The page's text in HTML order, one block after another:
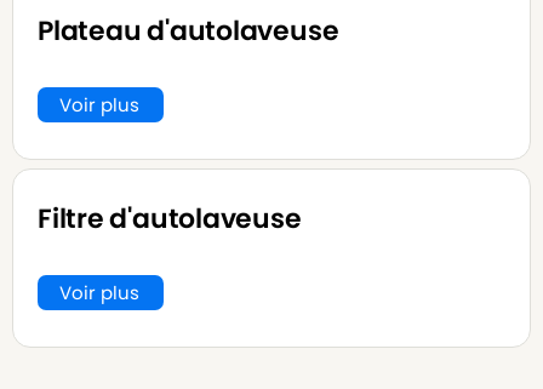
Plateau d'autolaveuse
Voir plus
Filtre d'autolaveuse
Voir plus